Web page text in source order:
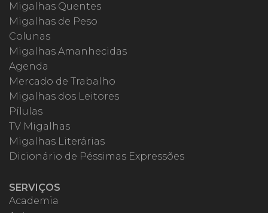
Migalhas Quentes
Migalhas de Peso
Colunas
Migalhas Amanhecidas
Agenda
Mercado de Trabalho
Migalhas dos Leitores
Pílulas
TV Migalhas
Migalhas Literárias
Dicionário de Péssimas Expressões
SERVIÇOS
Academia